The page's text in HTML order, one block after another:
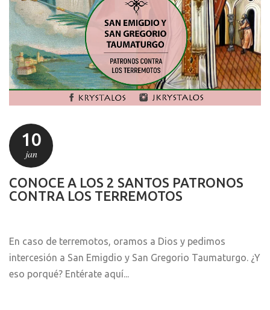
10
jan
CONOCE A LOS 2 SANTOS PATRONOS
CONTRA LOS TERREMOTOS
En caso de terremotos, oramos a Dios y pedimos
intercesión a San Emigdio y San Gregorio Taumaturgo. ¿Y
eso porqué? Entérate aquí...